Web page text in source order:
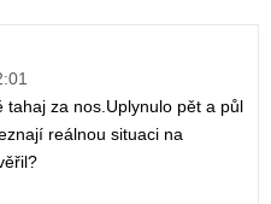
za nos.Uplynulo pět a půl
reálnou situaci na